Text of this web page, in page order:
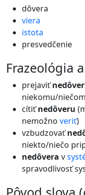
dôvera
viera
istota
presvedčenie
frazeológia
prejaviť
niekomu/
cítiťnedôveru
nemožno veriť)
vzbudzovať
niekto/niečo
nedôvera v
spravodlivosť